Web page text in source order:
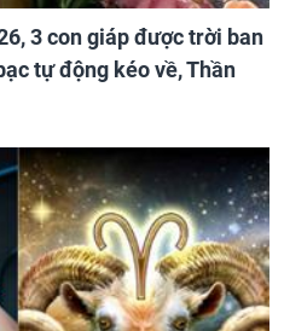
3 con giáp được trời ban
tự động kéo về, Thần